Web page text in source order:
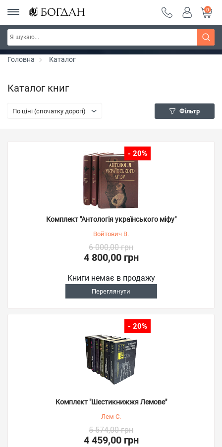
РОЗПРОДАЖ ~ 150 грн ~ 200 грн ~ 250 грн ~
300 грн ~ РОЗПРОДАЖ
Дізнатись більше
0
Головна Каталог
Каталог книг
По ціні (спочатку дорогі) Фільтр
- 20%
Комплект "Антологія українського міфу"
Войтович В.
6 000,00 грн
4 800,00 грн
Книги немає в продажу
Переглянути
- 20%
Комплект "Шестикнижжя Лемове"
Лем С.
5 574,00 грн
4 459,00 грн